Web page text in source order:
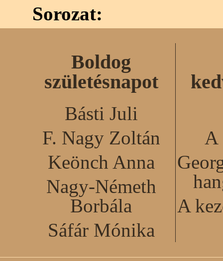
Sorozat:
Boldog
születésnapot
Básti Juli
F. Nagy Zoltán
Keönch Anna
Nagy-Németh
Borbála
Sáfár Mónika
A
A